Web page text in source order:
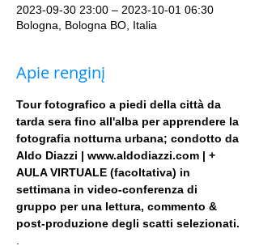
2023-09-30 23:00 – 2023-10-01 06:30
Bologna, Bologna BO, Italia
Apie renginį
Tour fotografico a piedi della città da
tarda sera fino all'alba per apprendere la
fotografia notturna urbana; condotto da
Aldo Diazzi | www.aldodiazzi.com | +
AULA VIRTUALE (facoltativa) in
settimana in video-conferenza di
gruppo per una lettura, commento &
post-produzione degli scatti selezionati.